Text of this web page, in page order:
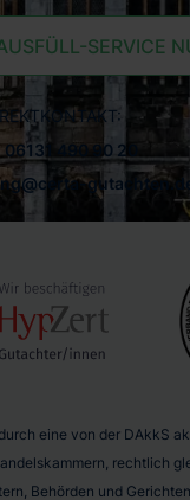
SERVICE
06131 490 90 20
eine von der DAkkS
rechtlich
Behörden und